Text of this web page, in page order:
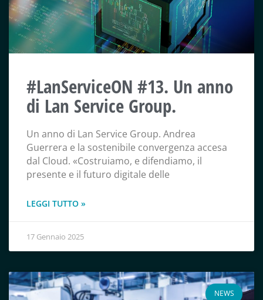
#LanServiceON #13. Un anno
di Lan Service Group.
Un anno di Lan Service Group. Andrea
Guerrera e la sostenibile convergenza accesa
dal Cloud. «Costruiamo, e difendiamo, il
presente e il futuro digitale delle
LEGGI TUTTO »
17 Gennaio 2025
NEWS